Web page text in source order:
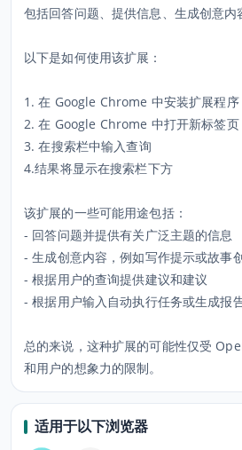
包括回答问题、提供信息、生成创意内
以下是如何使用该扩展：
1. 在 Google Chrome 中安装扩展程序
2. 在 Google Chrome 中打开新标签页
3. 在搜索栏中输入查询
4.结果将显示在搜索栏下方
该扩展的一些可能用途包括：
- 回答问题并提供有关广泛主题的信息
- 生成创意内容，例如写作提示或故事
- 根据用户的查询提供建议和建议
- 根据用户输入自动执行任务或生成报
总的来说，这种扩展的可能性仅受
和用户的想象力的限制。
适用于以下浏览器